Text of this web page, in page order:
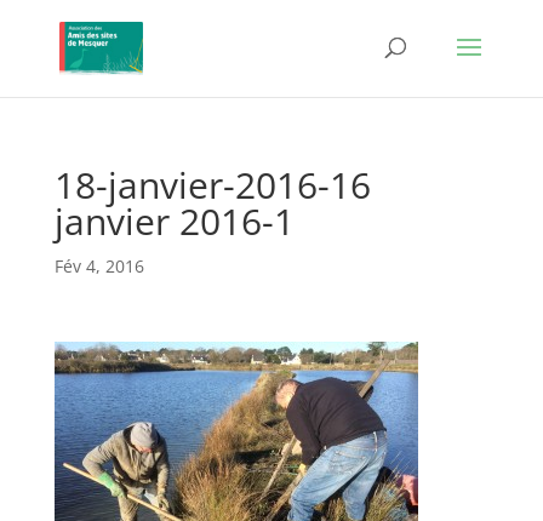
18-janvier-2016-16
janvier 2016-1
Fév 4, 2016